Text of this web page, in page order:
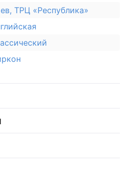
ТРЦ «Республика»